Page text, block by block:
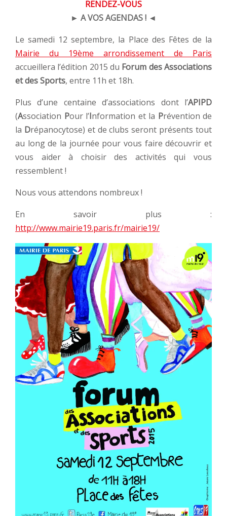
RENDEZ-VOUS
► A VOS AGENDAS ! ◄
Le samedi 12 septembre, la Place des Fêtes de la
Mairie du 19ème arrondissement de Paris
accueillera l’édition 2015 du Forum des Associations
et des Sports, entre 11h et 18h.
Plus d’une centaine d’associations dont l’APIPD
(Association Pour l’Information et la Prévention de
la Drépanocytose) et de clubs seront présents tout
au long de la journée pour vous faire découvrir et
vous aider à choisir des activités qui vous
ressemblent !
Nous vous attendons nombreux !
En savoir plus :
http://www.mairie19.paris.fr/mairie19/